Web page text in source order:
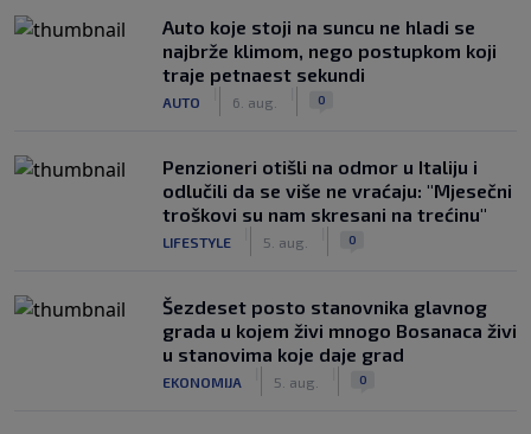
Auto koje stoji na suncu ne hladi se
najbrže klimom, nego postupkom koji
traje petnaest sekundi
AUTO 6. aug. 0
Penzioneri otišli na odmor u Italiju i
odlučili da se više ne vraćaju: "Mjesečni
troškovi su nam skresani na trećinu"
LIFESTYLE 5. aug. 0
Šezdeset posto stanovnika glavnog
grada u kojem živi mnogo Bosanaca živi
u stanovima koje daje grad
EKONOMIJA 5. aug. 0